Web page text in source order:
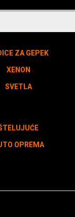
ZA GEPEK
XENON
SVETLA
OPREMA